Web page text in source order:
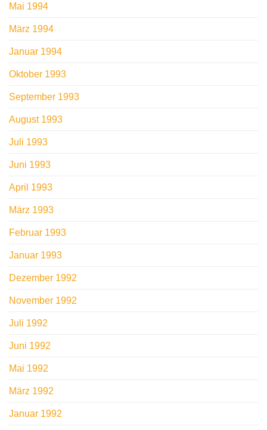
Mai 1994
März 1994
Januar 1994
Oktober 1993
September 1993
August 1993
Juli 1993
Juni 1993
April 1993
März 1993
Februar 1993
Januar 1993
Dezember 1992
November 1992
Juli 1992
Juni 1992
Mai 1992
März 1992
Januar 1992